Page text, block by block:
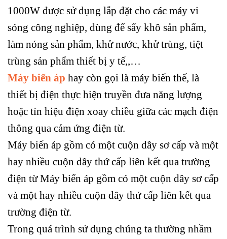
1000W được sử dụng lắp đặt cho các máy vi
sóng công nghiệp, dùng để sấy khô sản phẩm,
làm nóng sản phẩm, khử nước, khử trùng, tiệt
trùng sản phẩm thiết bị y tế,,…
Máy biến áp hay còn gọi là máy biến thế, là
thiết bị điện thực hiện truyền đưa năng lượng
hoặc tín hiệu điện xoay chiều giữa các mạch điện
thông qua cảm ứng điện từ.
Máy biến áp gồm có một cuộn dây sơ cấp và một
hay nhiều cuộn dây thứ cấp liên kết qua trường
điện từ Máy biến áp gồm có một cuộn dây sơ cấp
và một hay nhiều cuộn dây thứ cấp liên kết qua
trường điện từ.
Trong quá trình sử dụng chúng ta thường nhầm